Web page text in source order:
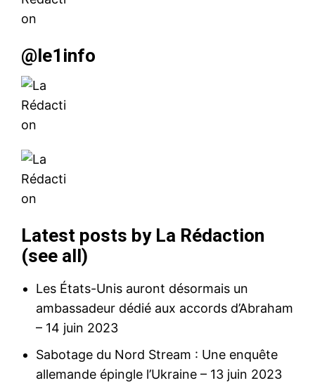
@le1info
Latest posts by La Rédaction
(see all)
Les États-Unis auront désormais un
ambassadeur dédié aux accords d’Abraham
– 14 juin 2023
Sabotage du Nord Stream : Une enquête
allemande épingle l’Ukraine – 13 juin 2023